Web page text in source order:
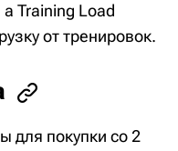
Training Load
от тренировок.
для покупки со 2